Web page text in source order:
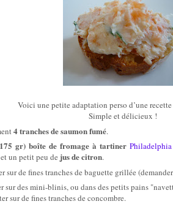
Voici une petite adaptation perso d’une
Simple et délicieux !
4 tranches de saumon fumé.
gr) boîte de fromage à tartiner Philadelphia
un petit peu de jus de citron.
sur de fines tranches de baguette grillée
sur des mini-blinis, ou dans des petits pains
sur de fines tranches de concombre.